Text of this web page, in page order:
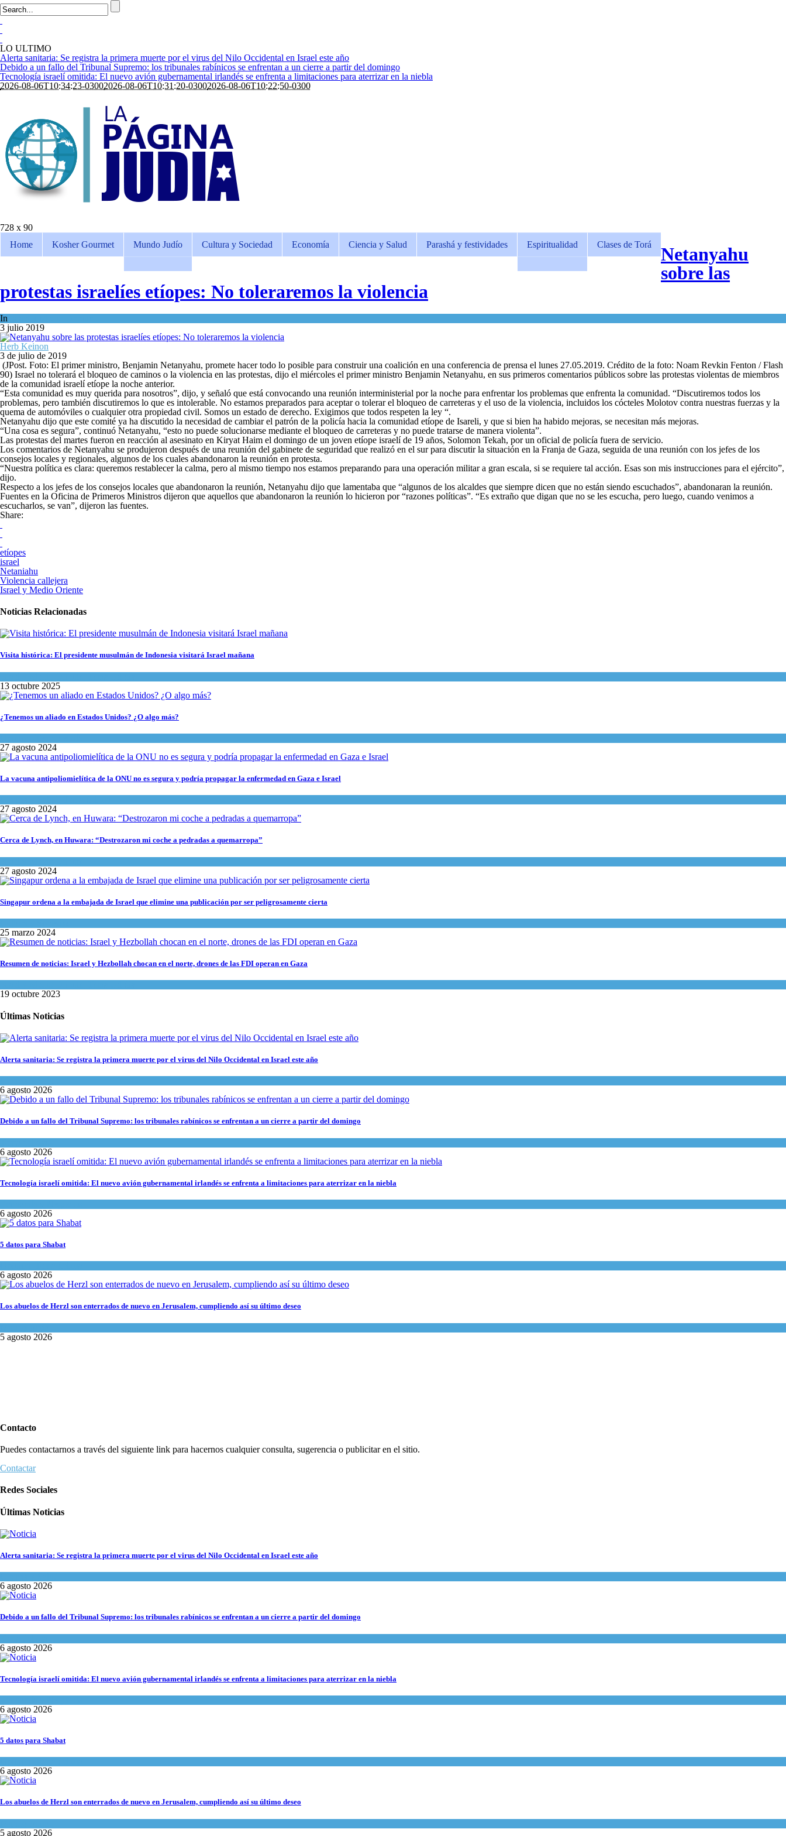
LO ULTIMO
Alerta sanitaria: Se registra la primera muerte por el virus del Nilo Occidental en Israel este año
Debido a un fallo del Tribunal Supremo: los tribunales rabínicos se enfrentan a un cierre a partir del domingo
Tecnología israelí omitida: El nuevo avión gubernamental irlandés se enfrenta a limitaciones para aterrizar en la niebla
2026-08-06T10:34:23-03002026-08-06T10:31:20-03002026-08-06T10:22:50-0300
728 x 90
Home
Kosher Gourmet Mundo Judío Cultura y Sociedad Economía Ciencia y Salud Parashá y festividades Espiritualidad Clases de Torá
Netanyahu
sobre las
protestas israelíes etíopes: No toleraremos la violencia
In
3 julio 2019
Herb Keinon
3 de julio de 2019
(JPost. Foto: El primer ministro, Benjamin Netanyahu, promete hacer todo lo posible para construir una coalición en una conferencia de prensa el lunes 27.05.2019. Crédito de la foto: Noam Revkin Fenton / Flash
90) Israel no tolerará el bloqueo de caminos o la violencia en las protestas, dijo el miércoles el primer ministro Benjamin Netanyahu, en sus primeros comentarios públicos sobre las protestas violentas de miembros
de la comunidad israelí etíope la noche anterior.
“Esta comunidad es muy querida para nosotros”, dijo, y señaló que está convocando una reunión interministerial por la noche para enfrentar los problemas que enfrenta la comunidad. “Discutiremos todos los
problemas, pero también discutiremos lo que es intolerable. No estamos preparados para aceptar o tolerar el bloqueo de carreteras y el uso de la violencia, incluidos los cócteles Molotov contra nuestras fuerzas y la
quema de automóviles o cualquier otra propiedad civil. Somos un estado de derecho. Exigimos que todos respeten la ley “.
Netanyahu dijo que este comité ya ha discutido la necesidad de cambiar el patrón de la policía hacia la comunidad etíope de Isareli, y que si bien ha habido mejoras, se necesitan más mejoras.
“Una cosa es segura”, continuó Netanyahu, “esto no puede solucionarse mediante el bloqueo de carreteras y no puede tratarse de manera violenta”.
Las protestas del martes fueron en reacción al asesinato en Kiryat Haim el domingo de un joven etíope israelí de 19 años, Solomon Tekah, por un oficial de policía fuera de servicio.
Los comentarios de Netanyahu se produjeron después de una reunión del gabinete de seguridad que realizó en el sur para discutir la situación en la Franja de Gaza, seguida de una reunión con los jefes de los
consejos locales y regionales, algunos de los cuales abandonaron la reunión en protesta.
“Nuestra política es clara: queremos restablecer la calma, pero al mismo tiempo nos estamos preparando para una operación militar a gran escala, si se requiere tal acción. Esas son mis instrucciones para el ejército”,
dijo.
Respecto a los jefes de los consejos locales que abandonaron la reunión, Netanyahu dijo que lamentaba que “algunos de los alcaldes que siempre dicen que no están siendo escuchados”, abandonaran la reunión.
Fuentes en la Oficina de Primeros Ministros dijeron que aquellos que abandonaron la reunión lo hicieron por “razones políticas”. “Es extraño que digan que no se les escucha, pero luego, cuando venimos a
escucharlos, se van”, dijeron las fuentes.
Share:
etíopes
israel
Netaniahu
Violencia callejera
Israel y Medio Oriente
Noticias Relacionadas
Visita histórica: El presidente musulmán de Indonesia visitará Israel mañana
13 octubre 2025
¿Tenemos un aliado en Estados Unidos? ¿O algo más?
27 agosto 2024
La vacuna antipoliomielítica de la ONU no es segura y podría propagar la enfermedad en Gaza e Israel
27 agosto 2024
Cerca de Lynch, en Huwara: “Destrozaron mi coche a pedradas a quemarropa”
27 agosto 2024
Singapur ordena a la embajada de Israel que elimine una publicación por ser peligrosamente cierta
25 marzo 2024
Resumen de noticias: Israel y Hezbollah chocan en el norte, drones de las FDI operan en Gaza
19 octubre 2023
Últimas Noticias
Alerta sanitaria: Se registra la primera muerte por el virus del Nilo Occidental en Israel este año
6 agosto 2026
Debido a un fallo del Tribunal Supremo: los tribunales rabínicos se enfrentan a un cierre a partir del domingo
6 agosto 2026
Tecnología israelí omitida: El nuevo avión gubernamental irlandés se enfrenta a limitaciones para aterrizar en la niebla
6 agosto 2026
5 datos para Shabat
6 agosto 2026
Los abuelos de Herzl son enterrados de nuevo en Jerusalem, cumpliendo así su último deseo
5 agosto 2026
Contacto
Puedes contactarnos a través del siguiente link para hacernos cualquier consulta, sugerencia o publicitar en el sitio.
Contactar
Redes Sociales
Últimas Noticias
Alerta sanitaria: Se registra la primera muerte por el virus del Nilo Occidental en Israel este año
6 agosto 2026
Debido a un fallo del Tribunal Supremo: los tribunales rabínicos se enfrentan a un cierre a partir del domingo
6 agosto 2026
Tecnología israelí omitida: El nuevo avión gubernamental irlandés se enfrenta a limitaciones para aterrizar en la niebla
6 agosto 2026
5 datos para Shabat
6 agosto 2026
Los abuelos de Herzl son enterrados de nuevo en Jerusalem, cumpliendo así su último deseo
5 agosto 2026